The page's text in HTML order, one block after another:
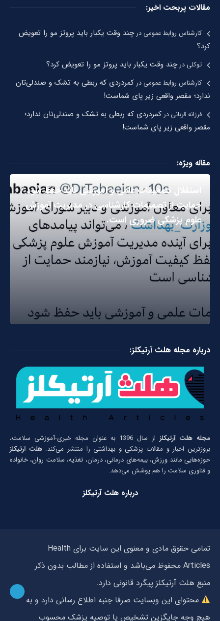
مقالات پربحت اخیر:
کارشناس روابط عمومیدرچند وقت یکبار باید پروتز مو را تعویض
کرد؟
توکلیدرچند وقت یکبار باید پروتز مو را تعویض کرد؟
کارشناس روابط عمومیدر کمردردی که ربطی به تشک و صندلی‌تان
ندارد؛ مقصر واقعی زیر پای شماست!
فرزانه قربانیدر کمردردی که ربطی به تشک و صندلی‌تان ندارد؛
مقصر واقعی زیر پای شماست!
مقاله ویژه:
استقلال تصمیمات علمی و آموزشی باید حفظ شود /
حمایت از تصمیمات کارشناسی در مدیریت آموزش
علوم پزشکی ضروری است.
درباره مجله هلث آرتیکلز:
مجله هلث آرتیکلز
از سال 1396 به عنوان مجله خبری-آموزشی سلامت،
بروزترین اخبار و مقالات پزشکی و بهداشتی را منتشر می‌کند.هلث آرتیکلز
حوزه‌هایی مانند ورزش، بیمه‌های درمانی، درمان، تغذیه، سلامت روان، خانواده
و فناوری سلامت را هم پوشش می‌دهد.
درباره هلث آرتیکلز
تمامی حقوق مادی و معنوی این سایت برای Health
Articles محفوظ می‌باشد و استفاده از مطالب بدون ذکر
منبع هلث آرتیکلز پیگرد قانونی دارد.
محتوای این وبسایت صرفا جنبه اطلاع رسانی دارد و به
هیچ وجه جایگزین تشخیص یا توصیه پزشک محسوب